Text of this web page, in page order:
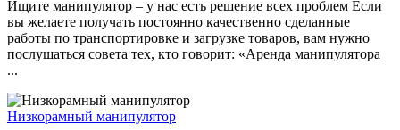
Ищите манипулятор – у нас есть решение всех проблем Если
вы желаете получать постоянно качественно сделанные
работы по транспортировке и загрузке товаров, вам нужно
послушаться совета тех, кто говорит: «Аренда манипулятора
...
Низкорамный манипулятор